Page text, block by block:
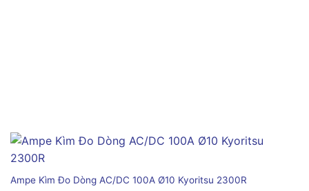
Ampe Kìm Đo Dòng AC/DC 100A Ø10 Kyoritsu 2300R